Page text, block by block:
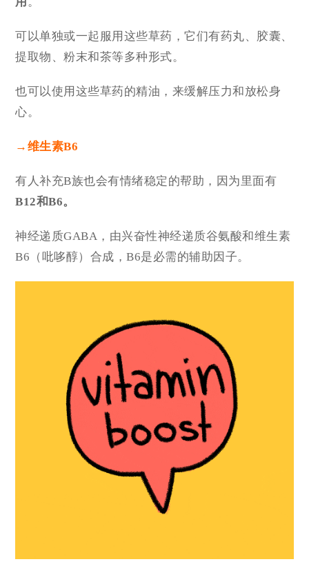
可以单独或一起服用这些草药，它们有药丸、胶囊、
提取物、粉末和茶等多种形式。
也可以使用这些草药的精油，来缓解压力和放松身
心。
→ 维生素B6
有人补充B族也会有情绪稳定的帮助，因为里面有
B12和B6。
神经递质GABA，由兴奋性神经递质谷氨酸和维生素
B6（吡哆醇）合成，B6是必需的辅助因子。